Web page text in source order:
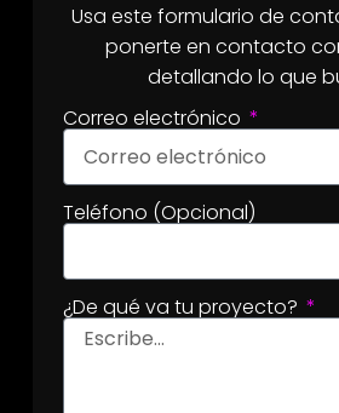
Usa este formulario de
ponerte en contacto
detallando lo que
Correo electrónico
Teléfono (Opcional)
¿De qué va tu proyecto?